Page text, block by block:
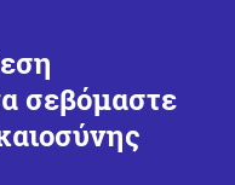
σεβόμαστε